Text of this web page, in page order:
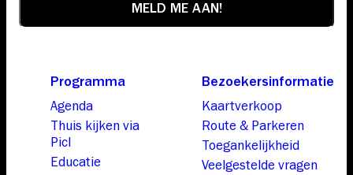
Programma
Agenda
Thuis kijken via
Picl
Educatie
Bezoekersinformatie
Kaartverkoop
Route & Parkeren
Toegankelijkheid
Veelgestelde vragen